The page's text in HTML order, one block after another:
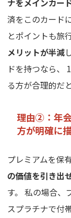
ナをメインカー
済をこのカード
とポイントも旅
メリットが半減
ドを持つなら、
る方が合理的だ
理由②：年
方が明確に
プレミアムを保
の価値を引き出
す。 私の場合、
スプラチナで付